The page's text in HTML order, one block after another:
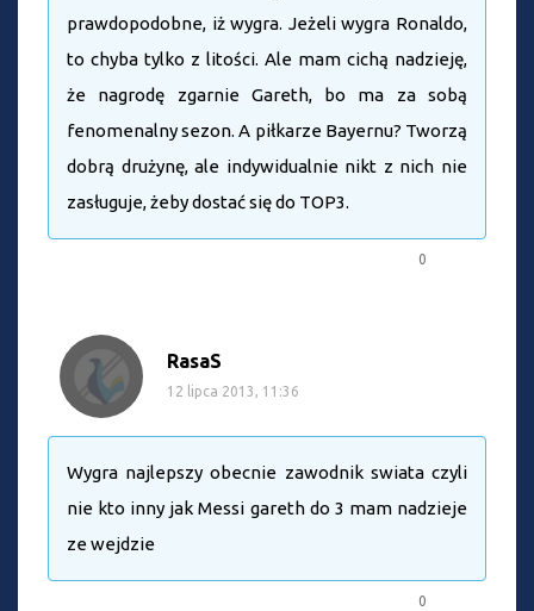
prawdopodobne, iż wygra. Jeżeli wygra Ronaldo,
to chyba tylko z litości. Ale mam cichą nadzieję,
że nagrodę zgarnie Gareth, bo ma za sobą
fenomenalny sezon. A piłkarze Bayernu? Tworzą
dobrą drużynę, ale indywidualnie nikt z nich nie
zasługuje, żeby dostać się do TOP3.
0
RasaS
12 lipca 2013, 11:36
Wygra najlepszy obecnie zawodnik swiata czyli
nie kto inny jak Messi gareth do 3 mam nadzieje
ze wejdzie
0